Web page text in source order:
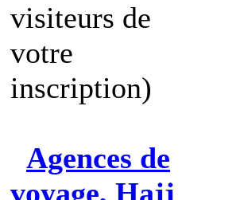
visiteurs de
votre
inscription)
Agences de
voyage, Hajj